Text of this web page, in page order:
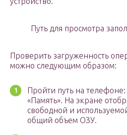
Путь для просмотра
Проверить загруженность
можно следующим образом:
Пройти путь на
«Память». На экране
свободной и
общий объем ОЗУ.